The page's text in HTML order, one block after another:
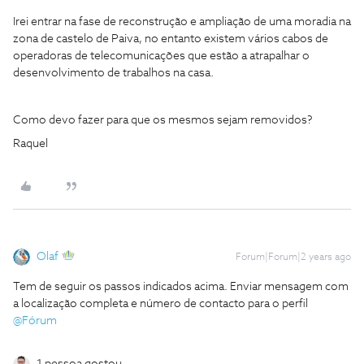
Irei entrar na fase de reconstrução e ampliação de uma moradia na
zona de castelo de Paiva, no entanto existem vários cabos de
operadoras de telecomunicações que estão a atrapalhar o
desenvolvimento de trabalhos na casa.
Como devo fazer para que os mesmos sejam removidos?
Raquel
Olaf Forum|Forum|2 years ago
Tem de seguir os passos indicados acima. Enviar mensagem com
a localização completa e número de contacto para o perfil
@Fórum